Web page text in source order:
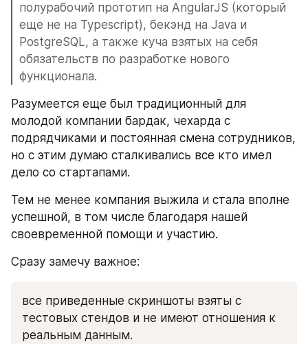
полурабочий прототип на AngularJS (который
еще не на Typescript), бекэнд на Java и
PostgreSQL, а также куча взятых на себя
обязательств по разработке нового
функционала.
Разумеется еще был традиционный для
молодой компании бардак, чехарда с
подрядчиками и постоянная смена сотрудников,
но с этим думаю сталкивались все кто имел
дело со стартапами.
Тем не менее компания выжила и стала вполне
успешной, в том числе благодаря нашей
своевременной помощи и участию.
Сразу замечу важное:
все приведенные скриншоты взяты с
тестовых стендов и не имеют отношения к
реальным данным.